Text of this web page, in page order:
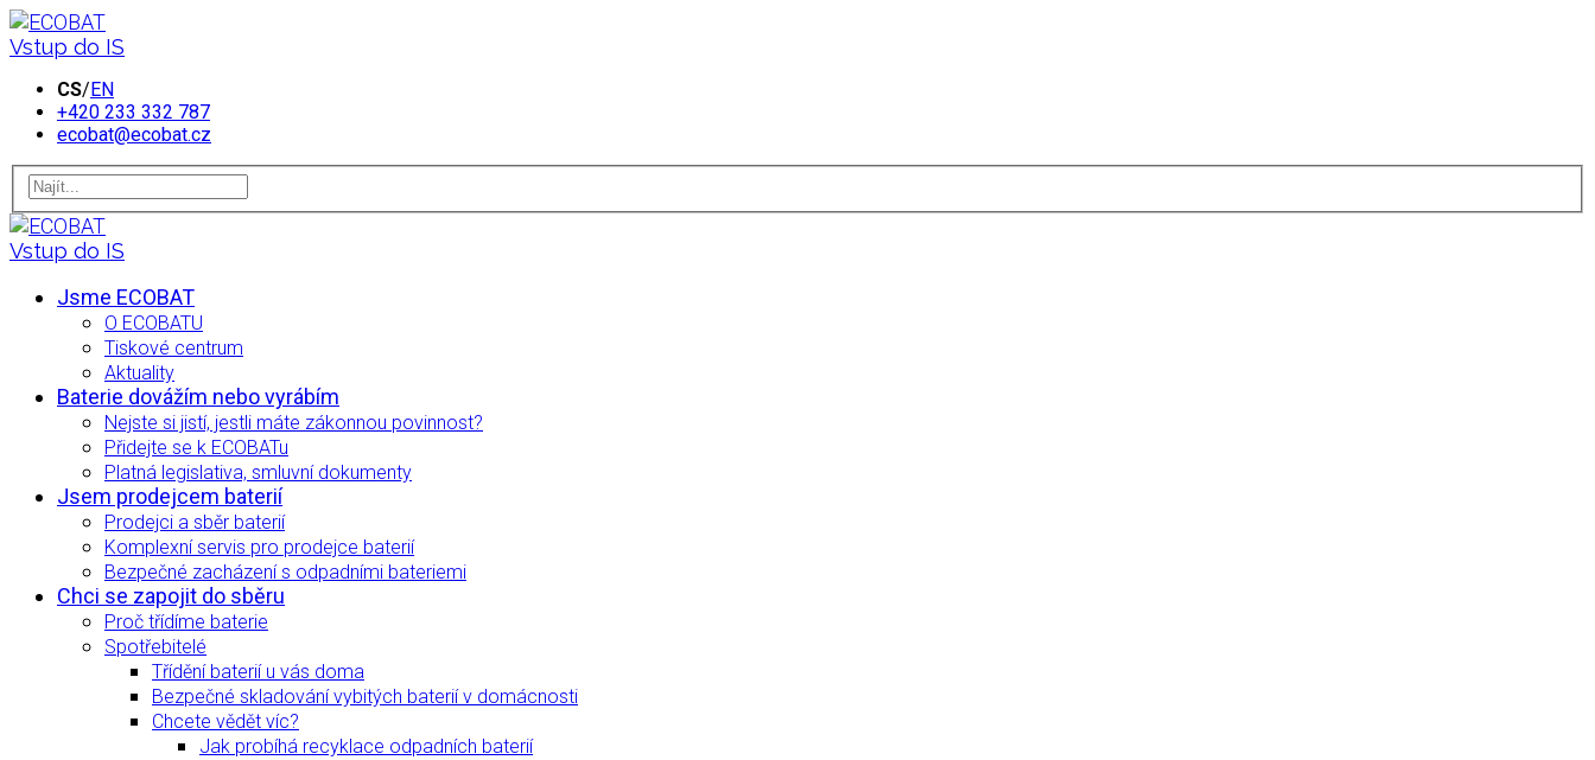
Vstup do IS
CS/EN
+420 233 332 787
ecobat@ecobat.cz
Vstup do IS
Jsme ECOBAT
O ECOBATU
Tiskové centrum
Aktuality
Baterie dovážím nebo vyrábím
Nejste si jistí, jestli máte zákonnou povinnost?
Přidejte se k ECOBATu
Platná legislativa, smluvní dokumenty
Jsem prodejcem baterií
Prodejci a sběr baterií
Komplexní servis pro prodejce baterií
Bezpečné zacházení s odpadními bateriemi
Chci se zapojit do sběru
Proč třídíme baterie
Spotřebitelé
Třídění baterií u vás doma
Bezpečné skladování vybitých baterií v domácnosti
Chcete vědět víc?
Jak probíhá recyklace odpadních baterií